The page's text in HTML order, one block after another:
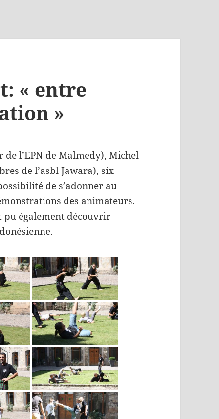
« entre
»
del’EPN de Malmedy), Michel
del’asbl Jawara), six
de s’adonner au
des animateurs.
pu également découvrir